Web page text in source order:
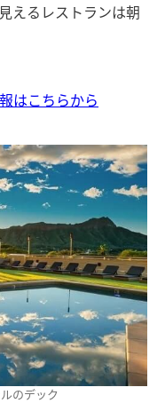
えるレストランは朝
はこちらから
のデック